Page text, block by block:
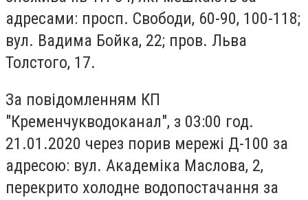
адресами: просп. Свободи, 60-90, 100-118;
вул. Вадима Бойка, 22; пров. Льва
Толстого, 17.
За повідомленням КП
"Кременчукводоканал", з 03:00 год.
21.01.2020 через порив мережі Д-100 за
адресою: вул. Академіка Маслова, 2,
перекрито холодне водопостачання за